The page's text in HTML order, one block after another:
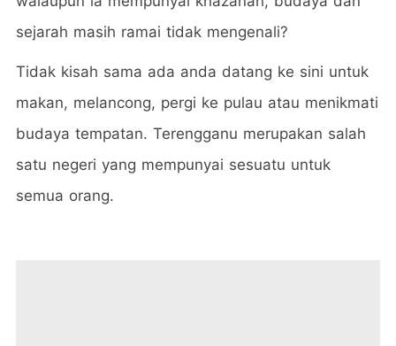
sejarah masih ramai tidak mengenali?
Tidak kisah sama ada anda datang ke sini untuk
makan, melancong, pergi ke pulau atau menikmati
budaya tempatan. Terengganu merupakan salah
satu negeri yang mempunyai sesuatu untuk
semua orang.